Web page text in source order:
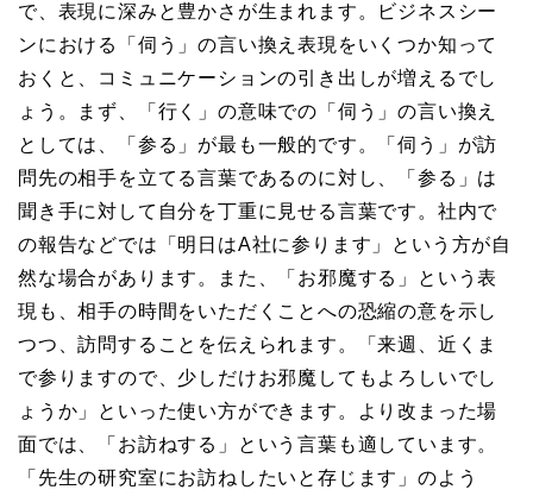
で、表現に深みと豊かさが生まれます。ビジネスシー
ンにおける「伺う」の言い換え表現をいくつか知って
おくと、コミュニケーションの引き出しが増えるでし
ょう。まず、「行く」の意味での「伺う」の言い換え
としては、「参る」が最も一般的です。「伺う」が訪
問先の相手を立てる言葉であるのに対し、「参る」は
聞き手に対して自分を丁重に見せる言葉です。社内で
の報告などでは「明日はA社に参ります」という方が自
然な場合があります。また、「お邪魔する」という表
現も、相手の時間をいただくことへの恐縮の意を示し
つつ、訪問することを伝えられます。「来週、近くま
で参りますので、少しだけお邪魔してもよろしいでし
ょうか」といった使い方ができます。より改まった場
面では、「お訪ねする」という言葉も適しています。
「先生の研究室にお訪ねしたいと存じます」のよう